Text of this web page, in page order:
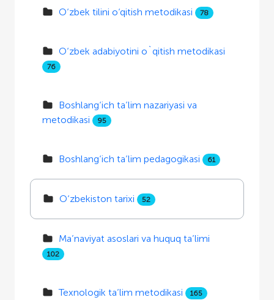
O‘zbek tilini o‘qitish metodikasi 78
O‘zbek adabiyotini o`qitish metodikasi
76
Boshlang‘ich ta’lim nazariyasi va
metodikasi
95
Boshlang‘ich ta’lim pedagogikasi 61
O‘zbekiston tarixi 52
Ma’naviyat asoslari va huquq ta’limi
102
Texnologik ta’lim metodikasi 165